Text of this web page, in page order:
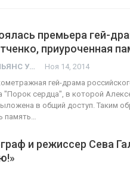
премьера гей-
приуроченная
ГЕЙ-АЛЬЯНС УКРАИНА Ноя 14, 2014
гей-драма
"Порок сердца", в которой
в общий доступ. Таким
память…
и режиссер Сева
200
0